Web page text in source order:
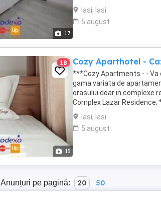
17
Residence; *Zona Palas Mall
Iasi, Iasi
5 august
13
18 Cozy Aparthotel -
***Cozy Apartments - - Va
gama variata de
orasului doar in complexe
Complex Lazar Residence;
Residence; *Zona Palas Mall
Iasi, Iasi
5 august
Anunțuri pe pagină: 20 50